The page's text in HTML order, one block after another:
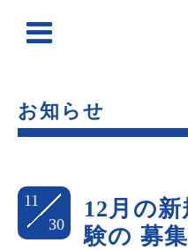
お知らせ
11
30
12月の
験の 募